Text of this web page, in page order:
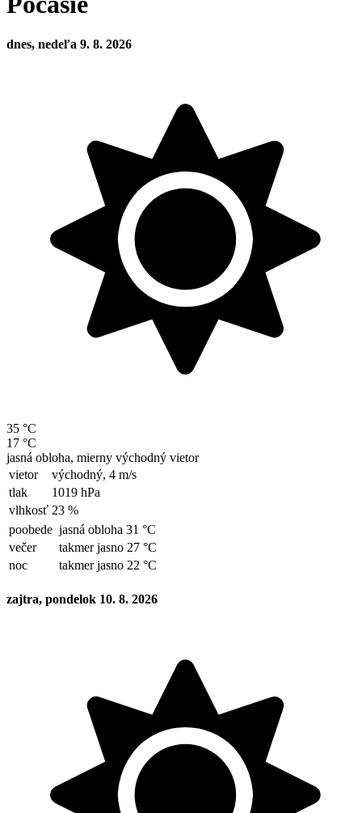
dnes, nedeľa 9. 8. 2026
35 °C
17 °C
jasná obloha, mierny východný vietor
vietor
východný, 4 m/s
tlak
1019 hPa
vlhkosť 23 %
poobede jasná obloha 31 °C
večer
takmer jasno 27 °C
noc
takmer jasno 22 °C
zajtra, pondelok 10. 8. 2026